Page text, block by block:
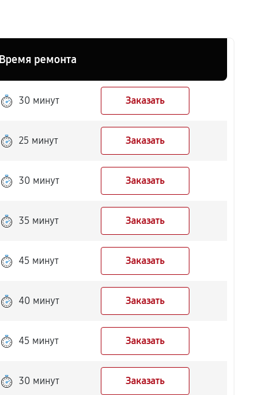
Время ремонта
30 минут Заказать
25 минут Заказать
30 минут Заказать
35 минут Заказать
45 минут Заказать
40 минут Заказать
45 минут Заказать
30 минут Заказать